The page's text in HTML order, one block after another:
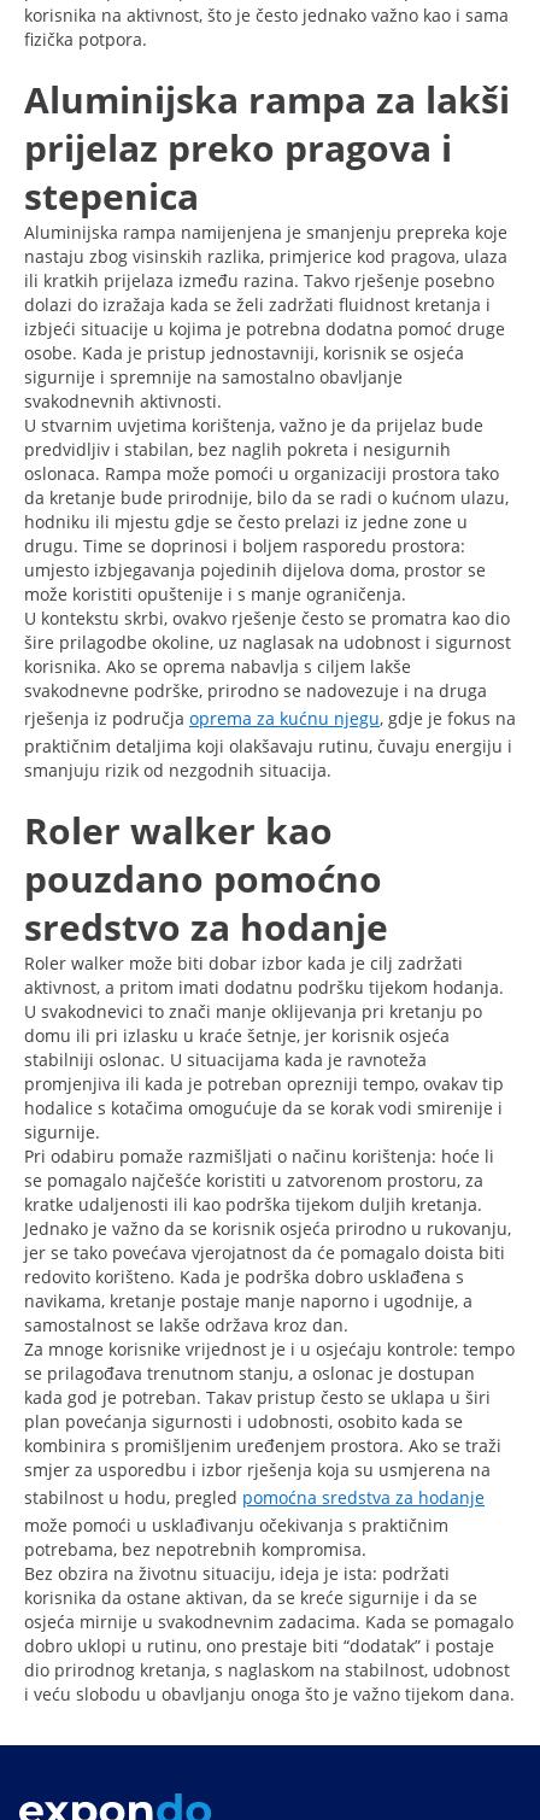
korisnika na aktivnost, što je često jednako važno kao i sama
fizička potpora.
Aluminijska rampa za lakši
prijelaz preko pragova i
stepenica
Aluminijska rampa namijenjena je smanjenju prepreka koje
nastaju zbog visinskih razlika, primjerice kod pragova, ulaza
ili kratkih prijelaza između razina. Takvo rješenje posebno
dolazi do izražaja kada se želi zadržati fluidnost kretanja i
izbjeći situacije u kojima je potrebna dodatna pomoć druge
osobe. Kada je pristup jednostavniji, korisnik se osjeća
sigurnije i spremnije na samostalno obavljanje
svakodnevnih aktivnosti.
U stvarnim uvjetima korištenja, važno je da prijelaz bude
predvidljiv i stabilan, bez naglih pokreta i nesigurnih
oslonaca. Rampa može pomoći u organizaciji prostora tako
da kretanje bude prirodnije, bilo da se radi o kućnom ulazu,
hodniku ili mjestu gdje se često prelazi iz jedne zone u
drugu. Time se doprinosi i boljem rasporedu prostora:
umjesto izbjegavanja pojedinih dijelova doma, prostor se
može koristiti opuštenije i s manje ograničenja.
U kontekstu skrbi, ovakvo rješenje često se promatra kao dio
šire prilagodbe okoline, uz naglasak na udobnost i sigurnost
korisnika. Ako se oprema nabavlja s ciljem lakše
svakodnevne podrške, prirodno se nadovezuje i na druga
rješenja iz područja oprema za kućnu njegu, gdje je fokus na
praktičnim detaljima koji olakšavaju rutinu, čuvaju energiju i
smanjuju rizik od nezgodnih situacija.
Roler walker kao
pouzdano pomoćno
sredstvo za hodanje
Roler walker može biti dobar izbor kada je cilj zadržati
aktivnost, a pritom imati dodatnu podršku tijekom hodanja.
U svakodnevici to znači manje oklijevanja pri kretanju po
domu ili pri izlasku u kraće šetnje, jer korisnik osjeća
stabilniji oslonac. U situacijama kada je ravnoteža
promjenjiva ili kada je potreban oprezniji tempo, ovakav tip
hodalice s kotačima omogućuje da se korak vodi smirenije i
sigurnije.
Pri odabiru pomaže razmišljati o načinu korištenja: hoće li
se pomagalo najčešće koristiti u zatvorenom prostoru, za
kratke udaljenosti ili kao podrška tijekom duljih kretanja.
Jednako je važno da se korisnik osjeća prirodno u rukovanju,
jer se tako povećava vjerojatnost da će pomagalo doista biti
redovito korišteno. Kada je podrška dobro usklađena s
navikama, kretanje postaje manje naporno i ugodnije, a
samostalnost se lakše održava kroz dan.
Za mnoge korisnike vrijednost je i u osjećaju kontrole: tempo
se prilagođava trenutnom stanju, a oslonac je dostupan
kada god je potreban. Takav pristup često se uklapa u širi
plan povećanja sigurnosti i udobnosti, osobito kada se
kombinira s promišljenim uređenjem prostora. Ako se traži
smjer za usporedbu i izbor rješenja koja su usmjerena na
stabilnost u hodu, pregled pomoćna sredstva za hodanje
može pomoći u usklađivanju očekivanja s praktičnim
potrebama, bez nepotrebnih kompromisa.
Bez obzira na životnu situaciju, ideja je ista: podržati
korisnika da ostane aktivan, da se kreće sigurnije i da se
osjeća mirnije u svakodnevnim zadacima. Kada se pomagalo
dobro uklopi u rutinu, ono prestaje biti “dodatak” i postaje
dio prirodnog kretanja, s naglaskom na stabilnost, udobnost
i veću slobodu u obavljanju onoga što je važno tijekom dana.